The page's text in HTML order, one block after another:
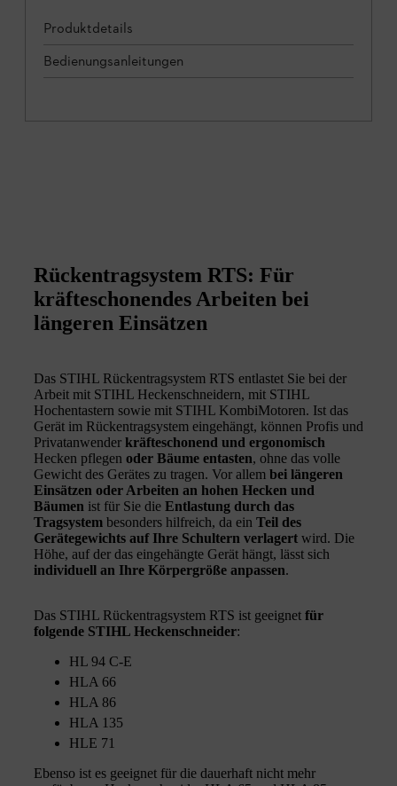
Produktdetails
Bedienungsanleitungen
Rückentragsystem RTS: Für
kräfteschonendes Arbeiten bei
längeren Einsätzen
Das STIHL Rückentragsystem RTS entlastet Sie bei der
Arbeit mit STIHL Heckenschneidern, mit STIHL
Hochentastern sowie mit STIHL KombiMotoren. Ist das
Gerät im Rückentragsystem eingehängt, können Profis und
Privatanwender kräfteschonend und ergonomisch
Hecken pflegen oder Bäume entasten, ohne das volle
Gewicht des Gerätes zu tragen. Vor allem bei längeren
Einsätzen oder Arbeiten an hohen Hecken und
Bäumen ist für Sie die Entlastung durch das
Tragsystem besonders hilfreich, da ein Teil des
Gerätegewichts auf Ihre Schultern verlagert wird. Die
Höhe, auf der das eingehängte Gerät hängt, lässt sich
individuell an Ihre Körpergröße anpassen.
Das STIHL Rückentragsystem RTS ist geeignet für
folgende STIHL Heckenschneider:
HL 94 C-E
HLA 66
HLA 86
HLA 135
HLE 71
Ebenso ist es geeignet für die dauerhaft nicht mehr